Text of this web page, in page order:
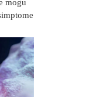
mogu